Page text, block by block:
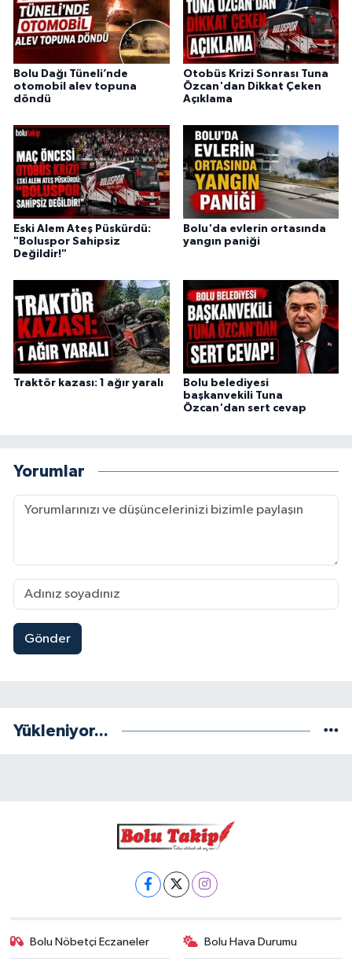
Bolu Dağı Tüneli’nde
otomobil alev topuna
döndü
Otobüs Krizi Sonrası Tuna
Özcan'dan Dikkat Çeken
Açıklama
Eski Alem Ateş Püskürdü:
"Boluspor Sahipsiz
Değildir!"
Bolu'da evlerin ortasında
yangın paniği
Traktör kazası: 1 ağır yaralı
Bolu belediyesi
başkanvekili Tuna
Özcan'dan sert cevap
Yorumlar
Gönder
Yükleniyor...
Bolu Nöbetçi Eczaneler Bolu Hava Durumu